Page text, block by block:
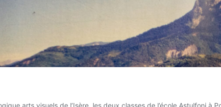
arts visuels de l’Isère, les deux classes de l’école Astulfoni